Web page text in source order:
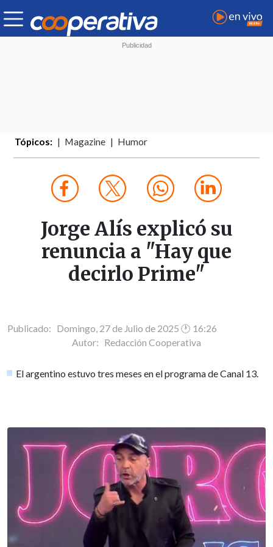
Tópicos: Magazine Humor
Jorge Alís explicó su
renuncia a "Hay que
decirlo Prime"
Publicado: Domingo, 27 de Julio de 2025 🕐 16:26
Autor: Redacción Cooperativa
El argentino estuvo tres meses en el programa de Canal 13.